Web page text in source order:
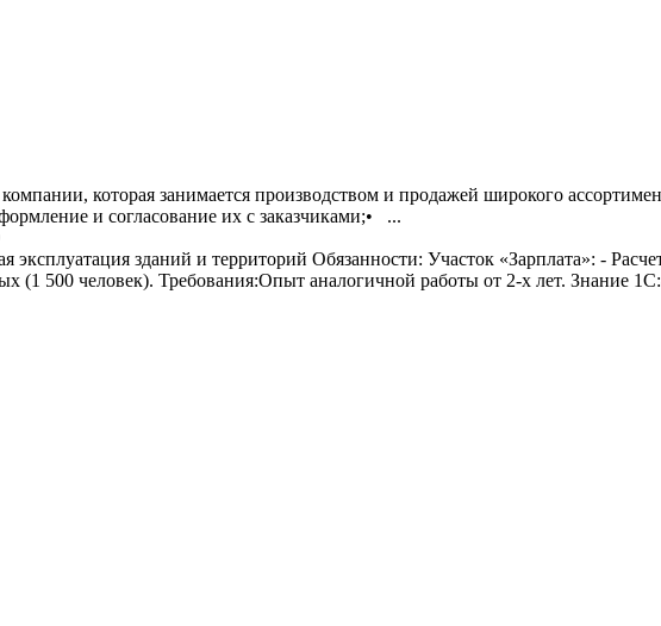
которая занимается производством и продажей широкого
и согласование их с заказчиками;• ...
эксплуатация зданий и территорий Обязанности: Участок «Зарплата»: -
(1 500 человек). Требования:Опыт аналогичной работы от 2-х лет. Знание